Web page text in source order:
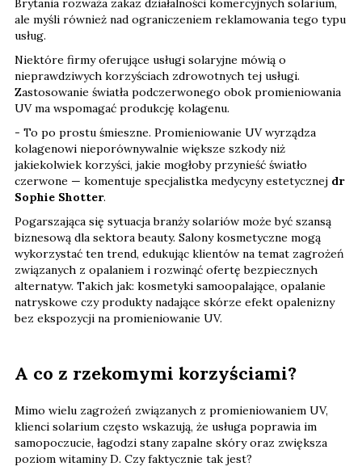
Brytania rozważa zakaz działalności komercyjnych solarium,
ale myśli również nad ograniczeniem reklamowania tego typu
usług.
Niektóre firmy oferujące usługi solaryjne mówią o
nieprawdziwych korzyściach zdrowotnych tej usługi.
Zastosowanie światła podczerwonego obok promieniowania
UV ma wspomagać produkcję kolagenu.
- To po prostu śmieszne. Promieniowanie UV wyrządza
kolagenowi nieporównywalnie większe szkody niż
jakiekolwiek korzyści, jakie mogłoby przynieść światło
czerwone — komentuje specjalistka medycyny estetycznej dr
Sophie Shotter.
Pogarszająca się sytuacja branży solariów może być szansą
biznesową dla sektora beauty. Salony kosmetyczne mogą
wykorzystać ten trend, edukując klientów na temat zagrożeń
związanych z opalaniem i rozwinąć ofertę bezpiecznych
alternatyw. Takich jak: kosmetyki samoopalające, opalanie
natryskowe czy produkty nadające skórze efekt opalenizny
bez ekspozycji na promieniowanie UV.
A co z rzekomymi korzyściami?
Mimo wielu zagrożeń związanych z promieniowaniem UV,
klienci solarium często wskazują, że usługa poprawia im
samopoczucie, łagodzi stany zapalne skóry oraz zwiększa
poziom witaminy D. Czy faktycznie tak jest?